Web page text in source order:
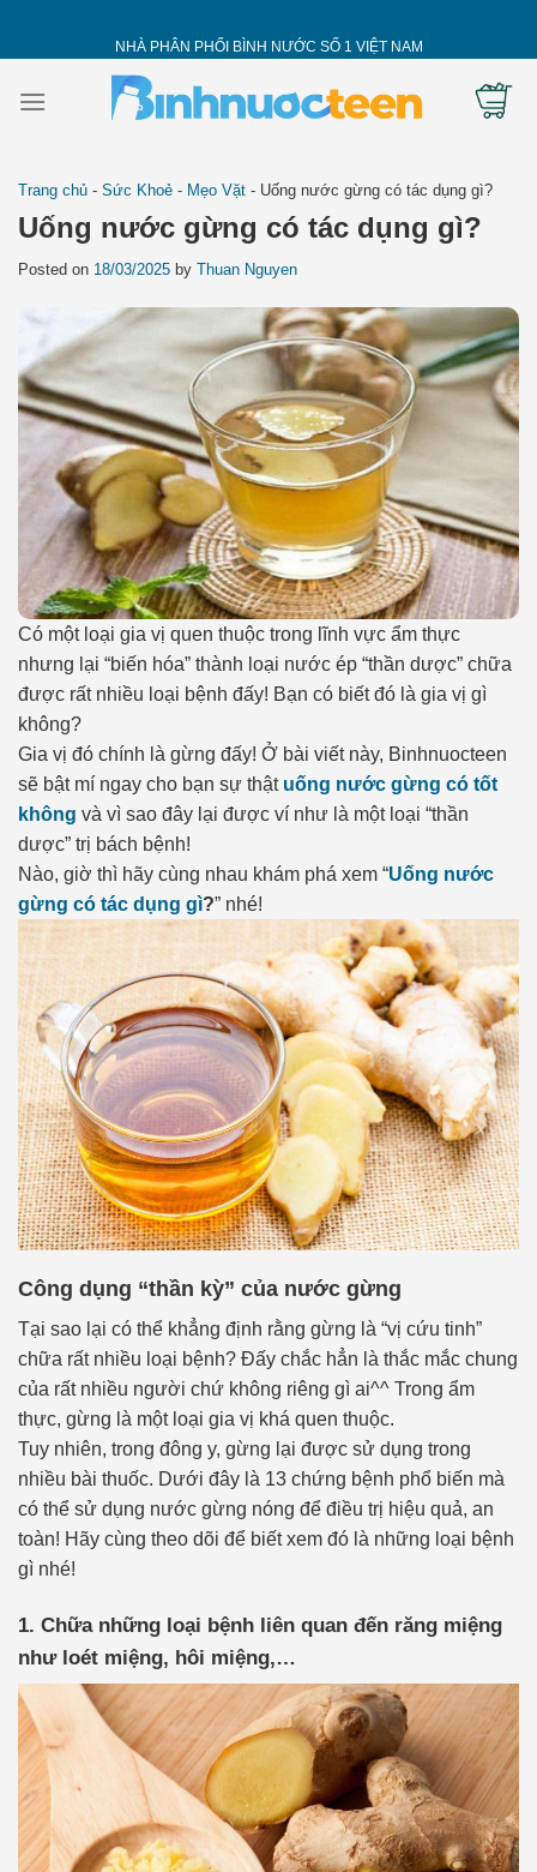
NHÀ PHÂN PHỐI BÌNH NƯỚC SỐ 1 VIỆT NAM
Trang chủ - Sức Khoẻ - Mẹo Vặt - Uống nước gừng có tác dụng gì?
Uống nước gừng có tác dụng gì?
Posted on 18/03/2025 by Thuan Nguyen
Có một loại gia vị quen thuộc trong lĩnh vực ẩm thực
nhưng lại “biến hóa” thành loại nước ép “thần dược” chữa
được rất nhiều loại bệnh đấy! Bạn có biết đó là gia vị gì
không?
Gia vị đó chính là gừng đấy! Ở bài viết này, Binhnuocteen
sẽ bật mí ngay cho bạn sự thật uống nước gừng có tốt
không và vì sao đây lại được ví như là một loại “thần
dược” trị bách bệnh!
Nào, giờ thì hãy cùng nhau khám phá xem “Uống nước
gừng có tác dụng gì?” nhé!
Công dụng “thần kỳ” của nước gừng
Tại sao lại có thể khẳng định rằng gừng là “vị cứu tinh”
chữa rất nhiều loại bệnh? Đấy chắc hẳn là thắc mắc chung
của rất nhiều người chứ không riêng gì ai^^ Trong ẩm
thực, gừng là một loại gia vị khá quen thuộc.
Tuy nhiên, trong đông y, gừng lại được sử dụng trong
nhiều bài thuốc. Dưới đây là 13 chứng bệnh phổ biến mà
có thể sử dụng nước gừng nóng để điều trị hiệu quả, an
toàn! Hãy cùng theo dõi để biết xem đó là những loại bệnh
gì nhé!
1. Chữa những loại bệnh liên quan đến răng miệng
như loét miệng, hôi miệng,…